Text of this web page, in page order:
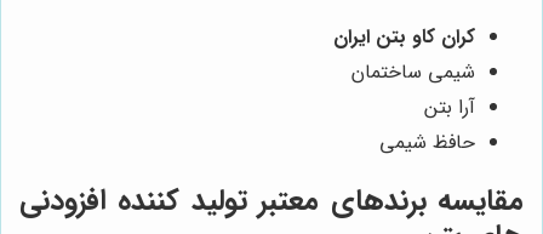
کران کاو بتن ایران
شیمی ساختمان
آرا بتن
حافظ شیمی
مقایسه برندهای معتبر تولید کننده افزودنی